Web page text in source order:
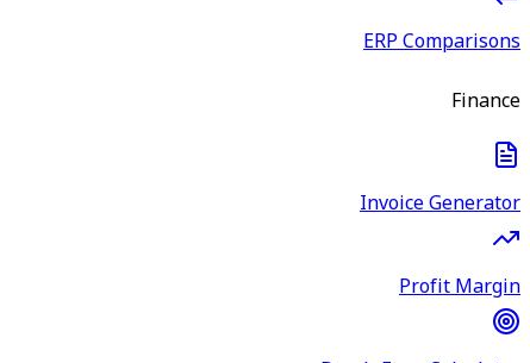
ERP Comparisons
Finance
Invoice Generator
Profit Margin